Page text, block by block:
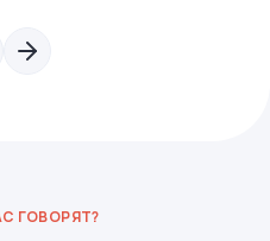
ГОВОРЯТ?